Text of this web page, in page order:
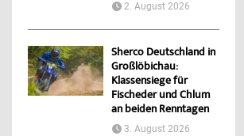
2. August 2026
Sherco Deutschland in
Großlöbichau:
Klassensiege für
Fischeder und Chlum
an beiden Renntagen
3. August 2026